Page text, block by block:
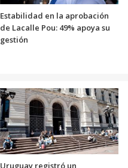
Estabilidad en la aprobación
de Lacalle Pou: 49% apoya su
gestión
Uruguay registró un